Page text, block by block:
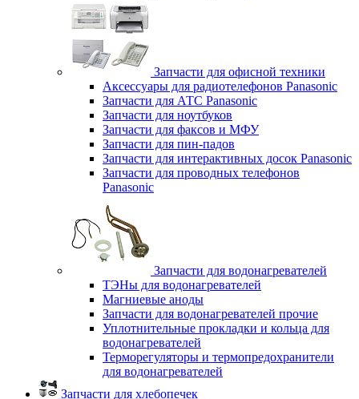
Запчасти для офисной техники
Аксессуары для радиотелефонов Panasonic
Запчасти для АТС Panasonic
Запчасти для ноутбуков
Запчасти для факсов и МФУ
Запчасти для пин-падов
Запчасти для интерактивных досок Panasonic
Запчасти для проводных телефонов
Panasonic
Запчасти для водонагревателей
ТЭНы для водонагревателей
Магниевые аноды
Запчасти для водонагревателей прочие
Уплотнительные прокладки и кольца для
водонагревателей
Терморегуляторы и термопредохранители
для водонагревателей
Запчасти для хлебопечек